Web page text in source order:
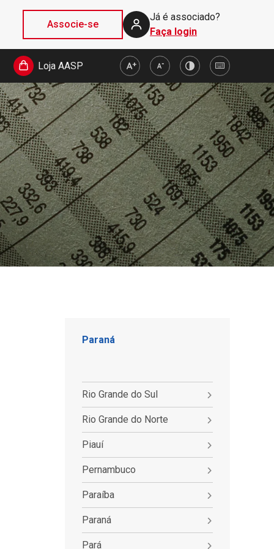
Associe-se
Já é associado?
Faça login
Loja AASP
Paraná
Rio Grande do Sul
Rio Grande do Norte
Piauí
Pernambuco
Paraíba
Paraná
Pará